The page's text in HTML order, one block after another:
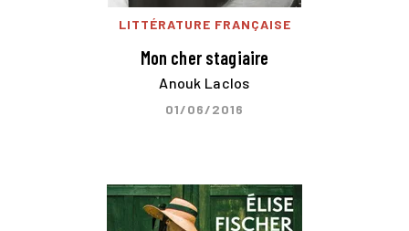
LITTÉRATURE FRANÇAISE
Mon cher stagiaire
Anouk Laclos
01/06/2016